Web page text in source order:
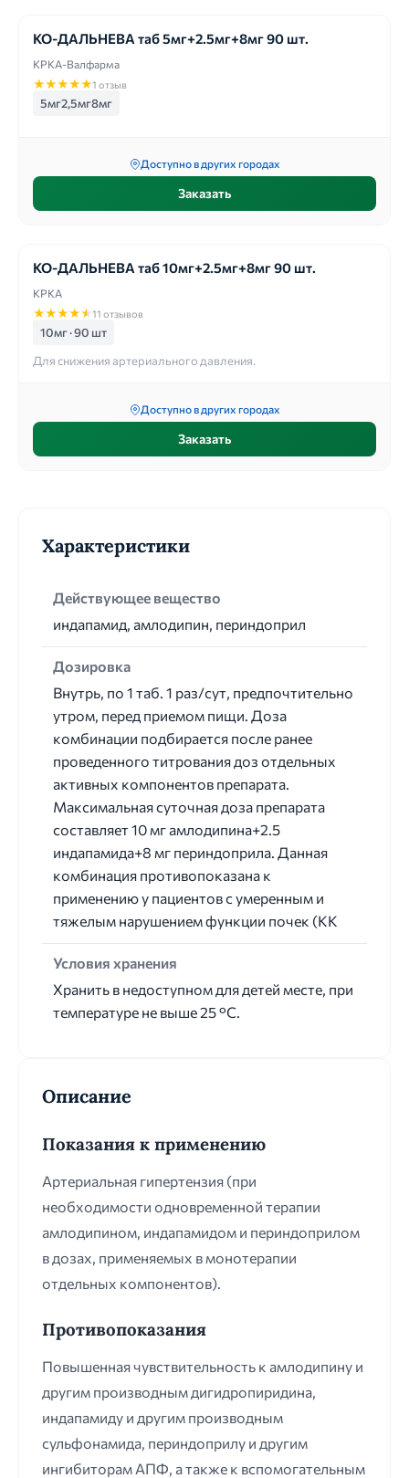
КО-ДАЛЬНЕВА таб 5мг+2.5мг+8мг 90 шт.
КРКА-Валфарма
★★★★★1 отзыв
5мг2,5мг8мг
Доступно в других городах
Заказать
КО-ДАЛЬНЕВА таб 10мг+2.5мг+8мг 90 шт.
КРКА
★★★★★11 отзывов
10мг · 90 шт
Для снижения артериального давления.
Доступно в других городах
Заказать
Характеристики
Действующее вещество
индапамид, амлодипин, периндоприл
Дозировка
Внутрь, по 1 таб. 1 раз/сут, предпочтительно
утром, перед приемом пищи. Доза
комбинации подбирается после ранее
проведенного титрования доз отдельных
активных компонентов препарата.
Максимальная суточная доза препарата
составляет 10 мг амлодипина+2.5
индапамида+8 мг периндоприла. Данная
комбинация противопоказана к
применению у пациентов с умеренным и
тяжелым нарушением функции почек (КК
Условия хранения
Хранить в недоступном для детей месте, при
температуре не выше 25 °С.
Описание
Показания к применению
Артериальная гипертензия (при
необходимости одновременной терапии
амлодипином, индапамидом и периндоприлом
в дозах, применяемых в монотерапии
отдельных компонентов).
Противопоказания
Повышенная чувствительность к амлодипину и
другим производным дигидропиридина,
индапамиду и другим производным
сульфонамида, периндоприлу и другим
ингибиторам АПФ, а также к вспомогательным